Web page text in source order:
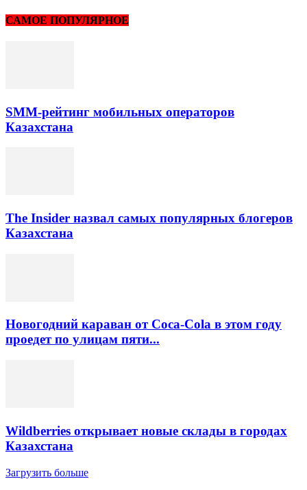
САМОЕ ПОПУЛЯРНОЕ
SMM-рейтинг мобильных операторов
Казахстана
The Insider назвал самых популярных блогеров
Казахстана
Новогодний караван от Coca-Cola в этом году
проедет по улицам пяти...
Wildberries открывает новые склады в городах
Казахстана
Загрузить больше